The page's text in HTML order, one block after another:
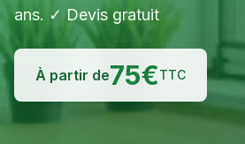
ans. ✓ Devis gratuit
À partir de75€TTC